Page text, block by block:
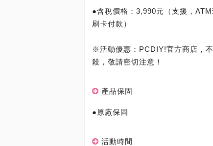
●含稅價格：3,990元（支援，
刷卡付款）
※活動優惠：PCDIY!官方商店，
殺，敬請密切注意！
產品保固
●原廠保固
活動時間